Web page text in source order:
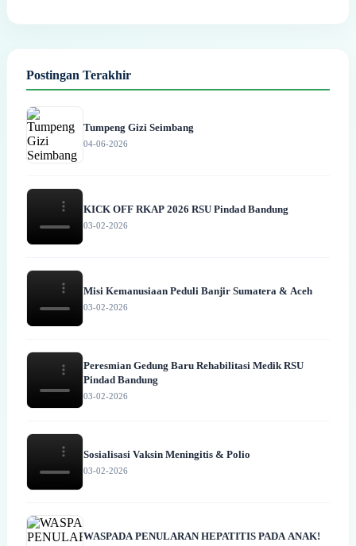
Postingan Terakhir
Tumpeng Gizi Seimbang
04-06-2026
KICK OFF RKAP 2026 RSU Pindad Bandung
03-02-2026
Misi Kemanusiaan Peduli Banjir Sumatera & Aceh
03-02-2026
Peresmian Gedung Baru Rehabilitasi Medik RSU
Pindad Bandung
03-02-2026
Sosialisasi Vaksin Meningitis & Polio
03-02-2026
WASPADA PENULARAN HEPATITIS PADA ANAK!